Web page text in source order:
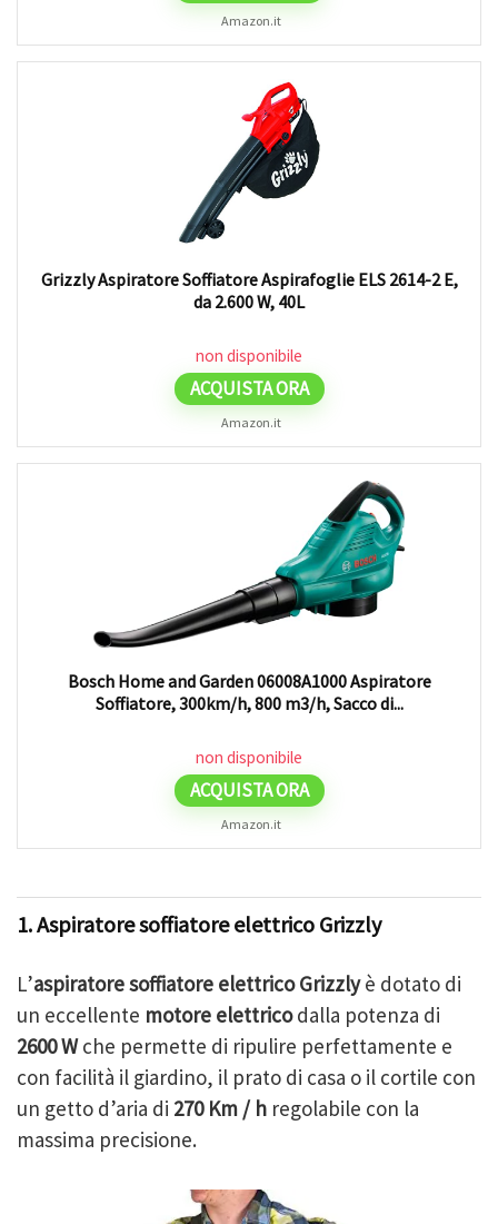
Amazon.it
Grizzly Aspiratore Soffiatore Aspirafoglie ELS 2614-2 E,
da 2.600 W, 40L
non disponibile
ACQUISTA ORA
Amazon.it
Bosch Home and Garden 06008A1000 Aspiratore
Soffiatore, 300km/h, 800 m3/h, Sacco di...
non disponibile
ACQUISTA ORA
Amazon.it
1. Aspiratore soffiatore elettrico Grizzly
L’aspiratore soffiatore elettrico Grizzlyè dotato di
un eccellente motore elettricodalla potenza di
2600 Wche permette di ripulire perfettamente e
con facilità il giardino, il prato di casa o il cortile con
un getto d’aria di 270 Km / h regolabile con la
massima precisione.